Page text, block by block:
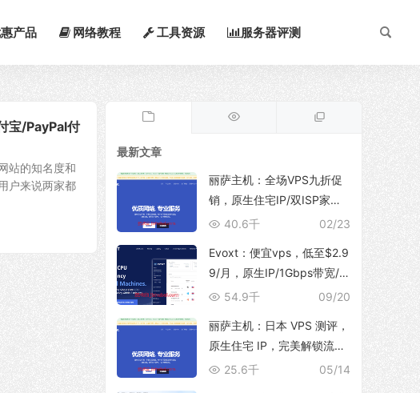
产品 网络教程 工具资源 服务器评测
宝/PayPal付
站的知名度和
户来说两家都
最新文章
丽萨主机：全场VPS九折促
销，原生住宅IP/双ISP家
宽，支持TikTok运营、解锁
务
02/23
40.6千
Evoxt：便宜vps，低至$2.9
9/月，原生IP/1Gbps带宽/
支持新增多个IP地址，可选
印尼/马来西亚/美国/德国/英
国/波兰等地区
09/20
54.9千
丽萨主机：日本 VPS 测评，
原生住宅 IP，完美解锁流媒
体，支持 TikTok 运营，129
05/14
25.6千